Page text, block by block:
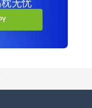
无忧